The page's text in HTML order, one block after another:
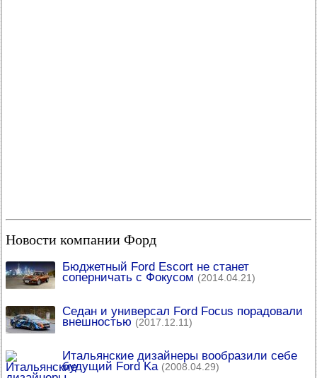
Новости компании Форд
Бюджетный Ford Escort не станет
соперничать с Фокусом (2014.04.21)
Седан и универсал Ford Focus порадовали
внешностью (2017.12.11)
Итальянские дизайнеры вообразили себе
будущий Ford Ka (2008.04.29)